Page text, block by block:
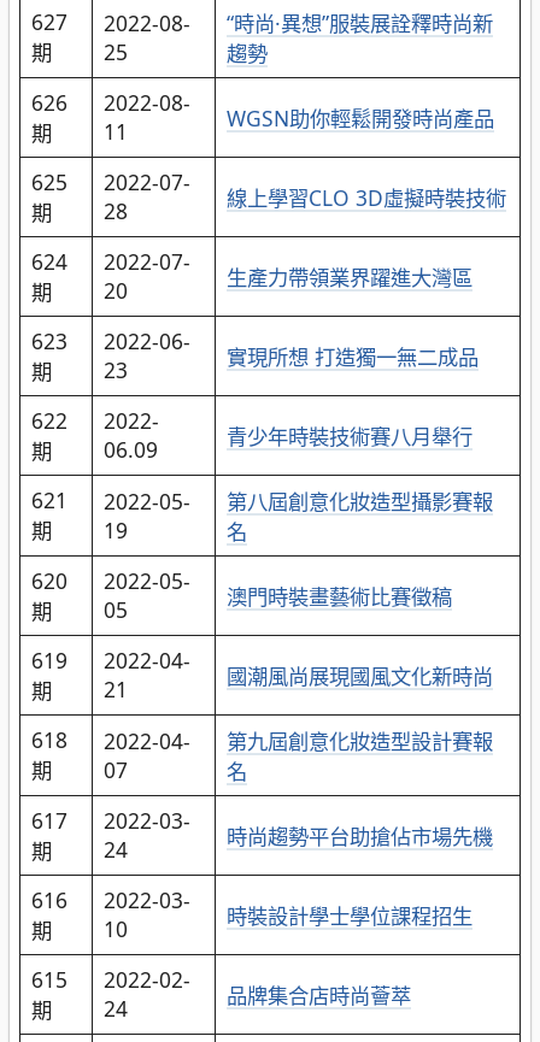
627
期
2022-08-
25
“時尚·異想”服裝展詮釋時尚新
趨勢
626
期
2022-08-
11
WGSN助你輕鬆開發時尚產品
625
期
2022-07-
28
線上學習CLO 3D虛擬時裝技術
624
期
2022-07-
20
生產力帶領業界躍進大灣區
623
期
2022-06-
23
實現所想 打造獨一無二成品
622
期
2022-
06.09
青少年時裝技術賽八月舉行
621
期
2022-05-
19
第八屆創意化妝造型攝影賽報
名
620
期
2022-05-
05
澳門時裝畫藝術比賽徵稿
619
期
2022-04-
21
國潮風尚展現國風文化新時尚
618
期
2022-04-
07
第九屆創意化妝造型設計賽報
名
617
期
2022-03-
24
時尚趨勢平台助搶佔市場先機
616
期
2022-03-
10
時裝設計學士學位課程招生
615
期
2022-02-
24
品牌集合店時尚薈萃